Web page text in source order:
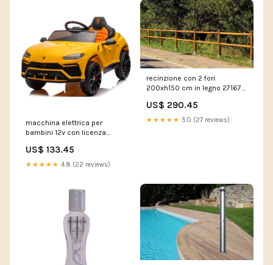
macchina elettrica per
bambini 12v con licenza
VE1621ADEL019-SR
US$ 133.45
★★★★★ 4.8 (22 reviews)
recinzione con 2 fori
200xh150 cm in legno 271679
US$ 290.45
★★★★★ 5.0 (27 reviews)